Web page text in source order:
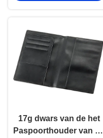
17g dwars van de het
Paspoorthouder van de